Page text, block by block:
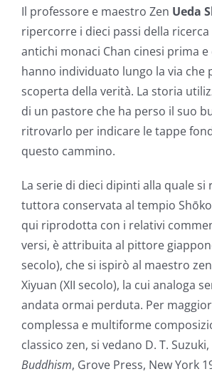
Il professore e maestro Zen Ueda
ripercorre i dieci passi della ricerca
antichi monaci Chan cinesi prima
hanno individuato lungo la via che
scoperta della verità. La storia
di un pastore che ha perso il suo
ritrovarlo per indicare le tappe
questo cammino.
La serie di dieci dipinti alla quale si
tuttora conservata al tempio
qui riprodotta con i relativi
versi, è attribuita al pittore
secolo), che si ispirò al maestro
Xiyuan (XII secolo), la cui analoga
andata ormai perduta. Per
complessa e multiforme
classico zen, si vedano D. T. Suzuki,
Buddhism, Grove Press, New York